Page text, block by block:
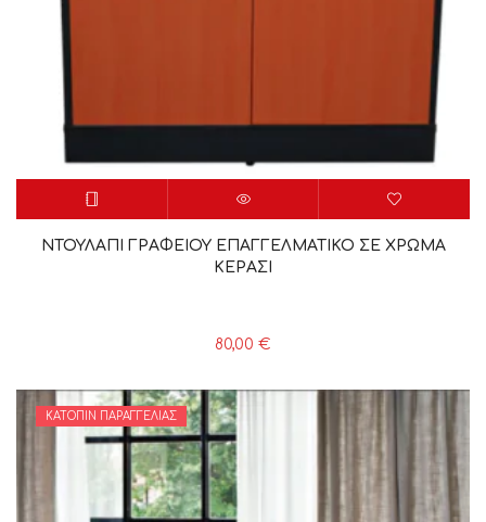
ΝΤΟΥΛΑΠΙ ΓΡΑΦΕΙΟΥ ΕΠΑΓΓΕΛΜΑΤΙΚΟ ΣΕ ΧΡΩΜΑ
ΚΕΡΑΣΙ
80,00 €
ΚΑΤΌΠΙΝ ΠΑΡΑΓΓΕΛΊΑΣ